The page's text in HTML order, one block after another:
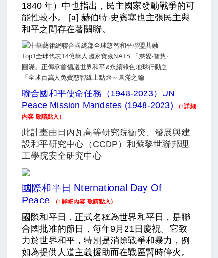
1840 年）中也指出，民主國家發動戰爭的可
能性較小。 [a] 赫伯特‧史賓塞也主張民主與
和平之間存在著關聯。
聯合國和平使命任務（1948-2023）UN
Peace Mission Mandates (1948-2023)
（↑詳細
內容 敬請點入）
此計畫由日內瓦高等研究院衝突、發展與建
設和平研究中心（CCDP）和蘇黎世聯邦理
工學院安全研究中心
國際和平日 Nternational Day Of
Peace
（↑詳細內容 敬請點入）
國際和平日，正式名稱為世界和平日，是聯
合國批准的節日，每年9月21日慶祝。它致
力於世界和平，特別是消除戰爭和暴力，例
如為提供人道主義援助而在戰區暫時停火。